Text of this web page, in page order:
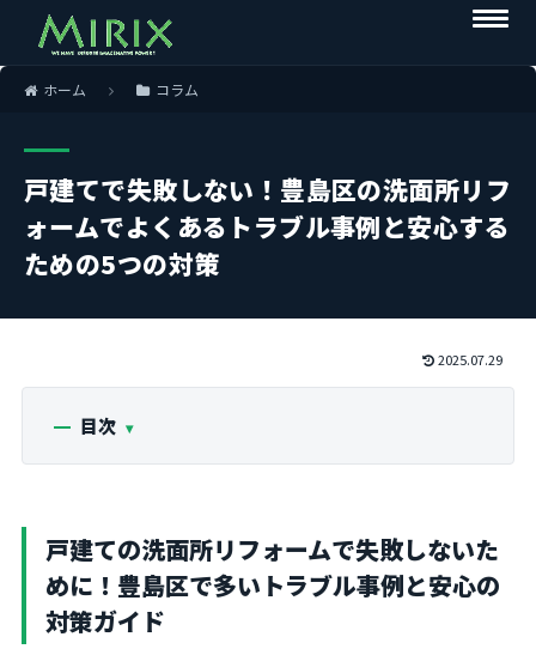
ホーム コラム
戸建てで失敗しない！豊島区の洗面所リフ
ォームでよくあるトラブル事例と安心する
ための5つの対策
2025.07.29
目次
戸建ての洗面所リフォームで失敗しないた
めに！豊島区で多いトラブル事例と安心の
対策ガイド